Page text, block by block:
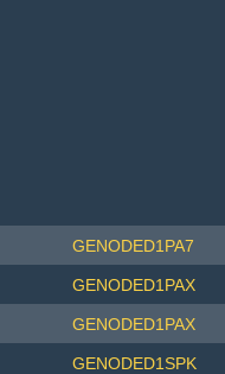
GENODED1PA7
GENODED1PAX
GENODED1PAX
GENODED1SPK